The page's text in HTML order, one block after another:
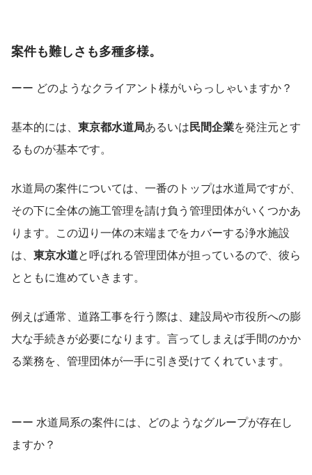
案件も難しさも多種多様。
ーー どのようなクライアント様がいらっしゃいますか？
基本的には、 東京都水道局あるいは民間企業を発注元とす
るものが基本です。
水道局の案件については、一番のトップは水道局ですが、
その下に全体の施工管理を請け負う管理団体がいくつかあ
ります。この辺り一体の末端までをカバーする浄水施設
は、 東京水道と呼ばれる管理団体が担っているので、彼ら
とともに進めていきます。
例えば通常、道路工事を行う際は、建設局や市役所への膨
大な手続きが必要になります。言ってしまえば手間のかか
る業務を、管理団体が一手に引き受けてくれています。
ーー 水道局系の案件には、どのようなグループが存在し
ますか？